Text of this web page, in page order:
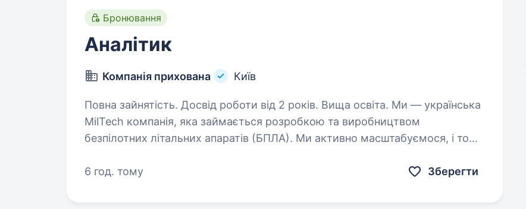
Бронювання
Аналітик
Компанія прихована Київ
Повна зайнятість. Досвід роботи від 2 років. Вища освіта. Ми — українська
MilTech компанія, яка займається розробкою та виробництвом
безпілотних літальних апаратів (БПЛА). Ми активно масштабуємося, і тому
6 год. тому
Зберегти